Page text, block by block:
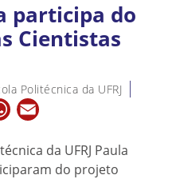
participa do
Cientistas
Politécnica da UFRJ
WhatsApp
da UFRJ Paula
do projeto